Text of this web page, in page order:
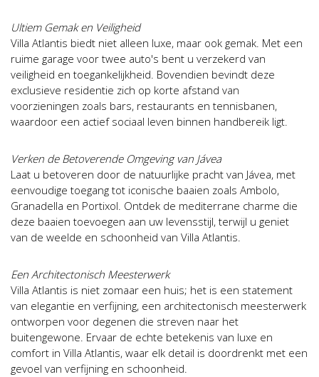
Ultiem Gemak en Veiligheid
Villa Atlantis biedt niet alleen luxe, maar ook gemak. Met een
ruime garage voor twee auto's bent u verzekerd van
veiligheid en toegankelijkheid. Bovendien bevindt deze
exclusieve residentie zich op korte afstand van
voorzieningen zoals bars, restaurants en tennisbanen,
waardoor een actief sociaal leven binnen handbereik ligt.
Verken de Betoverende Omgeving van Jávea
Laat u betoveren door de natuurlijke pracht van Jávea, met
eenvoudige toegang tot iconische baaien zoals Ambolo,
Granadella en Portixol. Ontdek de mediterrane charme die
deze baaien toevoegen aan uw levensstijl, terwijl u geniet
van de weelde en schoonheid van Villa Atlantis.
Een Architectonisch Meesterwerk
Villa Atlantis is niet zomaar een huis; het is een statement
van elegantie en verfijning, een architectonisch meesterwerk
ontworpen voor degenen die streven naar het
buitengewone. Ervaar de echte betekenis van luxe en
comfort in Villa Atlantis, waar elk detail is doordrenkt met een
gevoel van verfijning en schoonheid.